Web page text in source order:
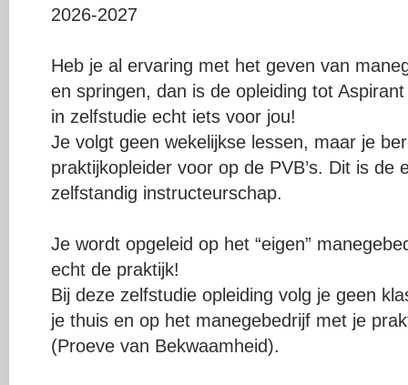
2026-2027
Heb je al ervaring met het geven van
en springen, dan is de opleiding tot
in zelfstudie echt iets voor jou!
Je volgt geen wekelijkse lessen, maar je
praktijkopleider voor op de PVB’s. Dit is de
zelfstandig instructeurschap.
Je wordt opgeleid op het “eigen”
echt de praktijk!
Bij deze zelfstudie opleiding volg je geen
je thuis en op het manegebedrijf met je
(Proeve van Bekwaamheid).